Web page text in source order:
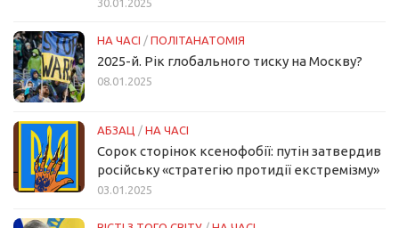
30.01.2025
НА ЧАСІ / ПОЛІТАНАТОМІЯ
2025-й. Рік глобального тиску на Москву?
08.01.2025
АБЗАЦ / НА ЧАСІ
Сорок сторінок ксенофобії: путін затвердив
російську «стратегію протидії екстремізму»
03.01.2025